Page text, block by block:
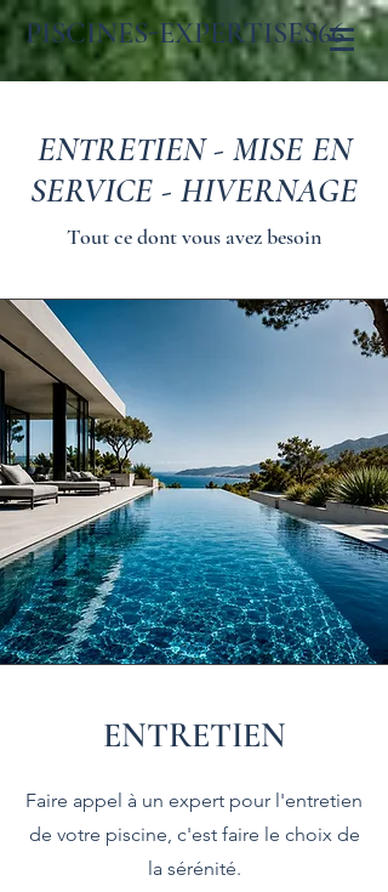
PISCINES-EXPERTISES66
ENTRETIEN - MISE EN
SERVICE - HIVERNAGE
Tout ce dont vous avez besoin
ENTRETIEN
Faire appel à un expert pour l'entretien
de votre piscine, c'est faire le choix de
la sérénité.